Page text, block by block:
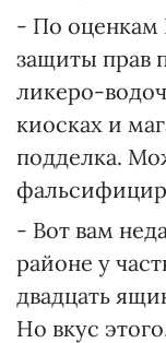
- По оценкам
защиты прав
ликеро-
киосках и
подделка.
- Вот вам
районе у
двадцать
Но вкус